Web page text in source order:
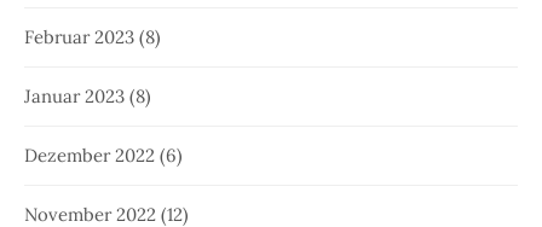
Februar 2023 (8)
Januar 2023 (8)
Dezember 2022 (6)
November 2022 (12)